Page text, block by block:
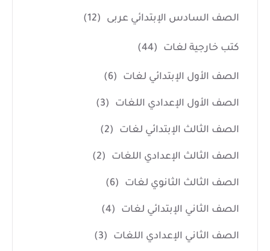
الصف السادس الإبتدائي عربى (12)
كتب خارجية لغات (44)
الصف الأول الإبتدائي لغات (6)
الصف الأول الإعدادي اللغات (3)
الصف الثالث الإبتدائي لغات (2)
الصف الثالث الإعدادي اللغات (2)
الصف الثالث الثانوي لغات (6)
الصف الثاني الإبتدائي لغات (4)
الصف الثاني الإعدادي اللغات (3)